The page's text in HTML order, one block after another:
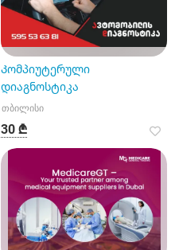
Კომპიუტერული
დიაგნოსტიკა
თბილისი
30 ₾